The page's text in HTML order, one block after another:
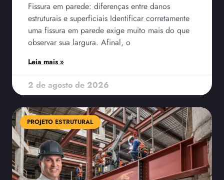
Fissura em parede: diferenças entre danos
estruturais e superficiais Identificar corretamente
uma fissura em parede exige muito mais do que
observar sua largura. Afinal, o
Leia mais »
2 de agosto de 2026
PROJETO ESTRUTURAL